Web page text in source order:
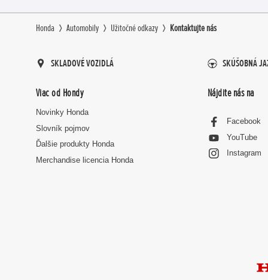
Honda Automobily Užitočné odkazy Kontaktujte nás
SKLADOVÉ VOZIDLÁ SKÚŠOBNÁ
Viac od Hondy
Novinky Honda
Slovník pojmov
Ďalšie produkty Honda
Merchandise licencia Honda
Nájdite nás na
Facebook
YouTube
Instagram